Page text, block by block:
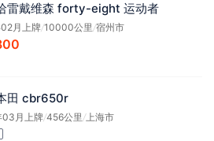
雷戴维森 forty-eight 运动者
月上牌/10000公里/宿州市
田 cbr650r
月上牌/456公里/上海市